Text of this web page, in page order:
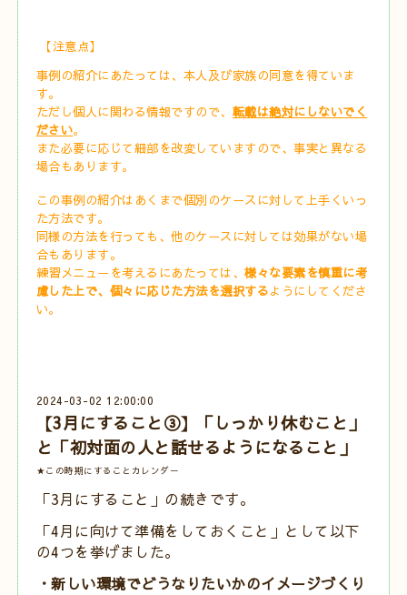
【注意点】
事例の紹介にあたっては、本人及び家族の同意を得ていま
す。
ただし個人に関わる情報ですので、 転載は絶対にしないでく
ださい。
また必要に応じて細部を改変していますので、事実と異なる
場合もあります。
この事例の紹介はあくまで個別のケースに対して上手くいっ
た方法です。
同様の方法を行っても、他のケースに対しては効果がない場
合もあります。
練習メニューを考えるにあたっては、様々な要素を慎重に考
慮した上で、個々に応じた方法を選択するようにしてくださ
い。
2024-03-02 12:00:00
【3月にすること③】「しっかり休むこと」
と「初対面の人と話せるようになること」
★この時期にすることカレンダー
「3月にすること」 の続きです。
「4月に向けて準備をしておくこと」として以下
の4つを挙げました。
・新しい環境でどうなりたいかのイメージづくり